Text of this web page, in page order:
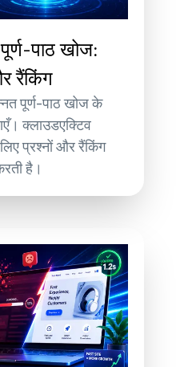
पाठ खोज:
रैंकिंग
पूर्ण-पाठ खोज के
क्लाउडएक्टिव
प्रश्नों और रैंकिंग
है।